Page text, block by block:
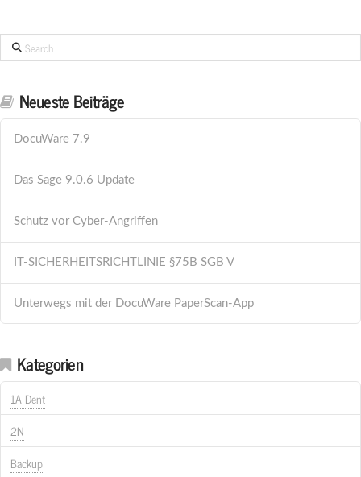
Search
Neueste Beiträge
DocuWare 7.9
Das Sage 9.0.6 Update
Schutz vor Cyber-Angriffen
IT-SICHERHEITSRICHTLINIE §75B SGB V
Unterwegs mit der DocuWare PaperScan-App
Kategorien
1A Dent
2N
Backup